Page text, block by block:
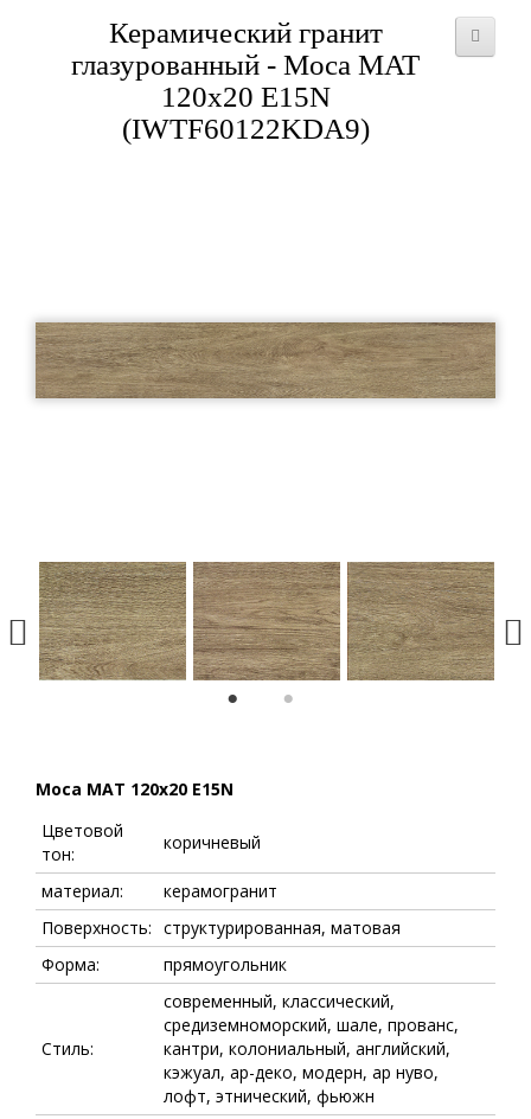
Керамический гранит
глазурованный - Moca MAT
120x20 E15N
(IWTF60122KDA9)
Moca MAT 120x20 E15N
Цветовой
тон:
коричневый
материал:
керамогранит
Поверхность: структурированная, матовая
Форма:
прямоугольник
Стиль:
современный, классический,
средиземноморский, шале, прованс,
кантри, колониальный, английский,
кэжуал, ар-деко, модерн, ар нуво,
лофт, этнический, фьюжн